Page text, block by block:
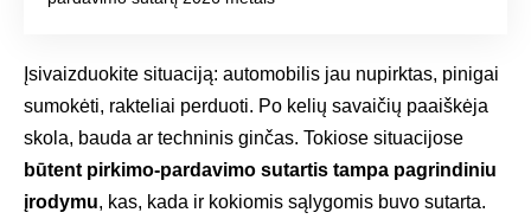
Įsivaizduokite situaciją: automobilis jau nupirktas, pinigai
sumokėti, rakteliai perduoti. Po kelių savaičių paaiškėja
skola, bauda ar techninis ginčas. Tokiose situacijose
būtent pirkimo-pardavimo sutartis tampa pagrindiniu
įrodymu, kas, kada ir kokiomis sąlygomis buvo sutarta.